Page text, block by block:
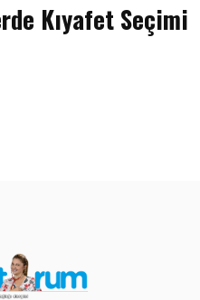
Kıyafet Seçimi